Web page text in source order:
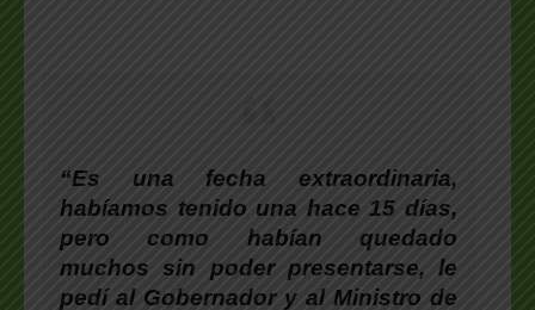
“Es una fecha extraordinaria,
habíamos tenido una hace 15 días,
pero como habían quedado
muchos sin poder presentarse, le
pedí al Gobernador y al Ministro de